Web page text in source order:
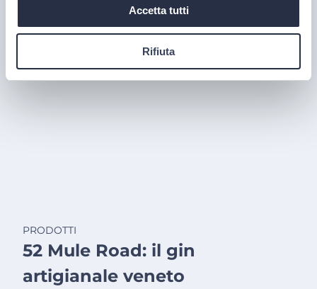
Accetta tutti
Rifiuta
un’esperienza di gusto autentica, la carne di maiale
PRODOTTI
52 Mule Road: il gin
artigianale veneto